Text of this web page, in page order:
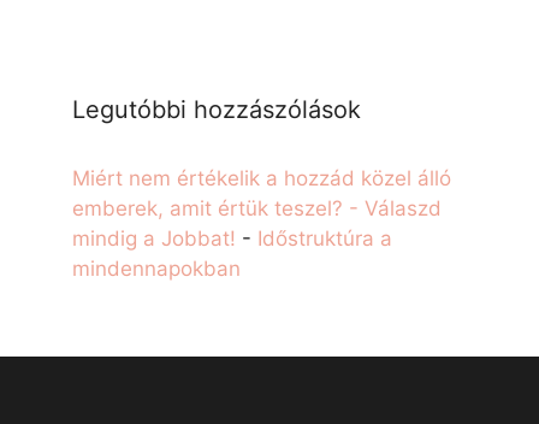
Legutóbbi hozzászólások
Miért nem értékelik a hozzád közel álló
emberek, amit értük teszel? - Válaszd
mindig a Jobbat! - Időstruktúra a
mindennapokban